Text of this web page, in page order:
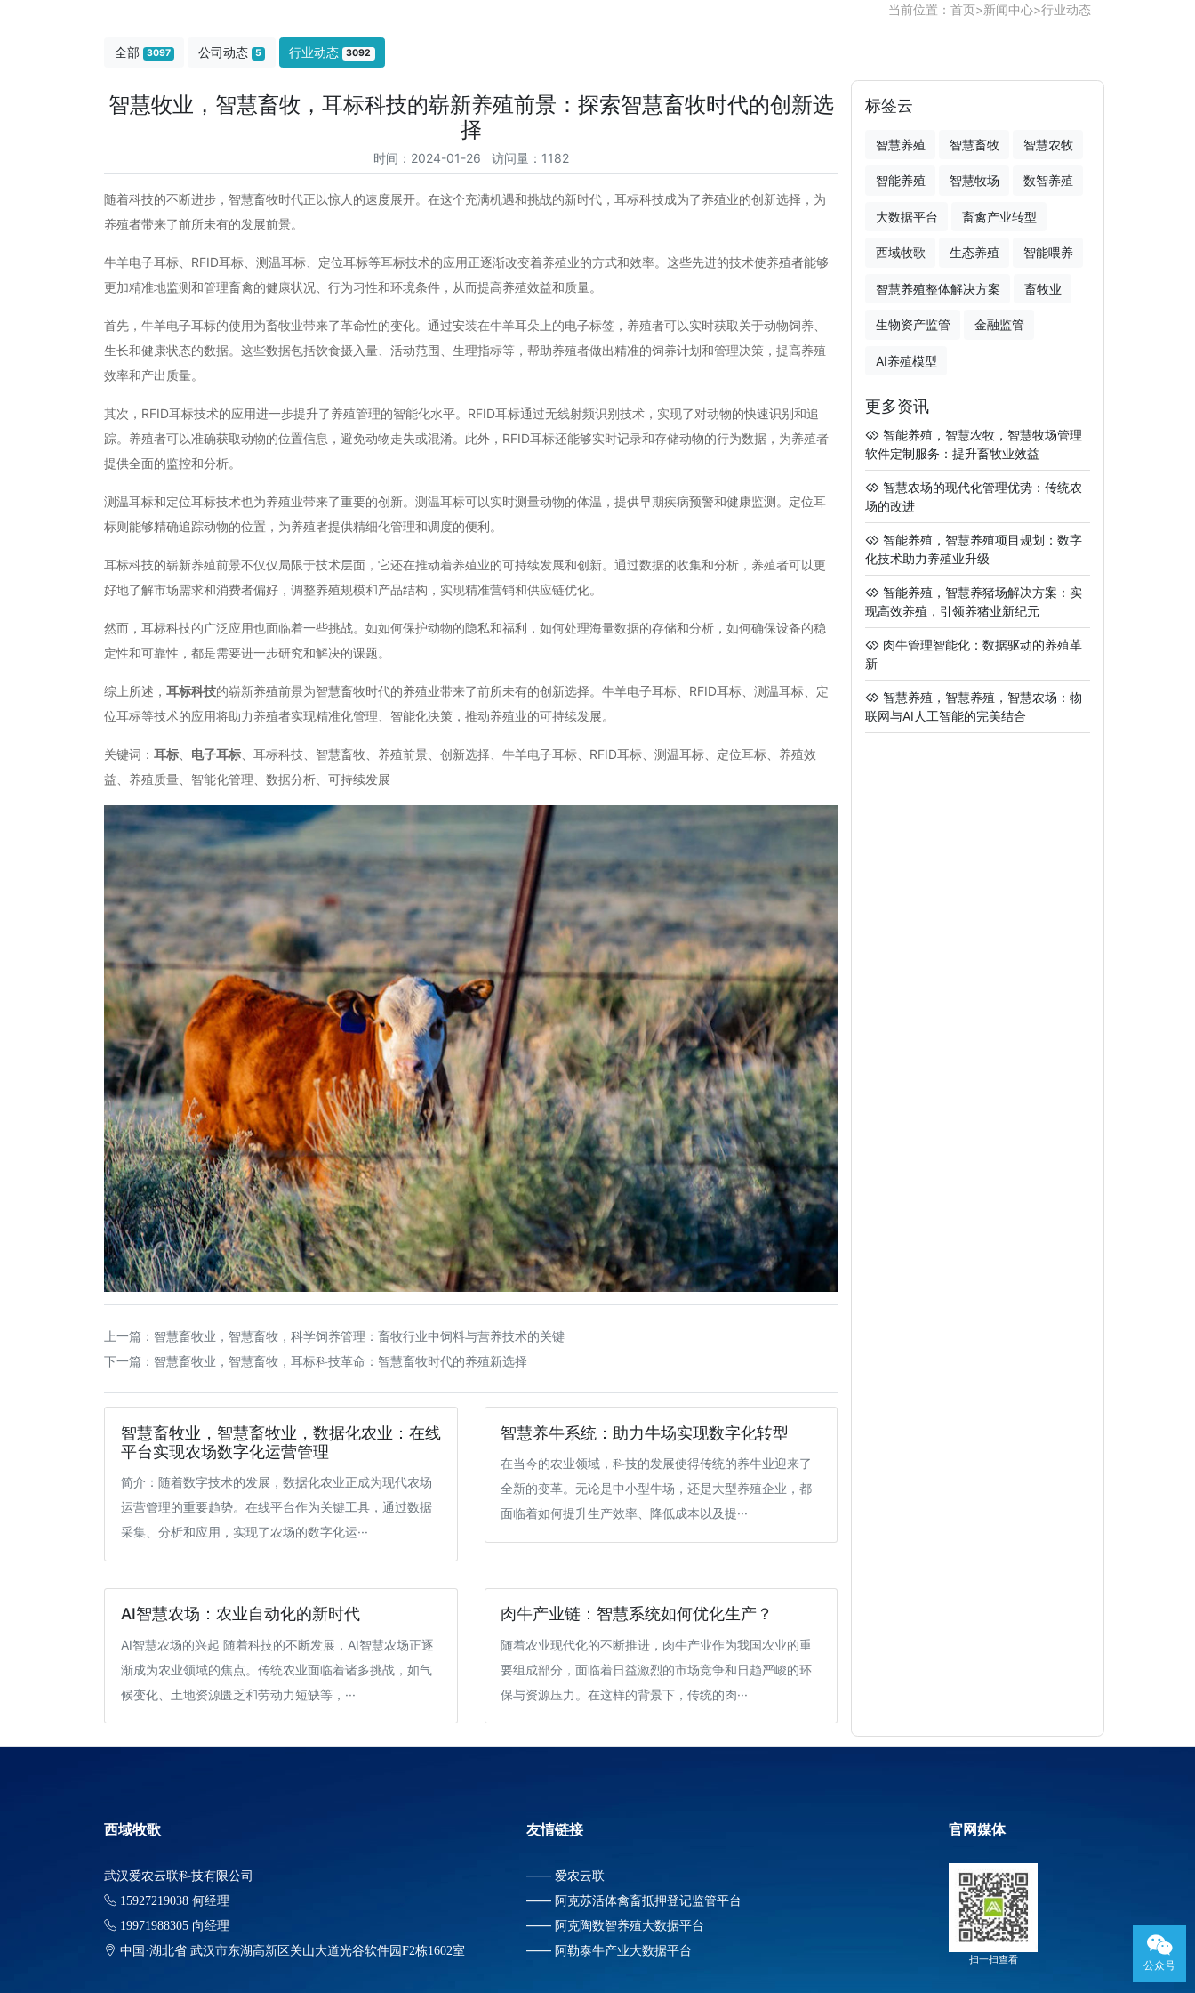
当前位置： 首页>新闻中心>行业动态
全部 3097 公司动态 5 行业动态 3092
智慧牧业，智慧畜牧，耳标科技的崭新养殖前景：探索智慧畜牧时代的创新选
择
时间：2024-01-26 访问量：1182
随着科技的不断进步，智慧畜牧时代正以惊人的速度展开。在这个充满机遇和挑战的新时代，耳标科技成为了养殖业的创新选择，为
养殖者带来了前所未有的发展前景。
牛羊电子耳标、RFID耳标、测温耳标、定位耳标等耳标技术的应用正逐渐改变着养殖业的方式和效率。这些先进的技术使养殖者能够
更加精准地监测和管理畜禽的健康状况、行为习性和环境条件，从而提高养殖效益和质量。
首先，牛羊电子耳标的使用为畜牧业带来了革命性的变化。通过安装在牛羊耳朵上的电子标签，养殖者可以实时获取关于动物饲养、
生长和健康状态的数据。这些数据包括饮食摄入量、活动范围、生理指标等，帮助养殖者做出精准的饲养计划和管理决策，提高养殖
效率和产出质量。
其次，RFID耳标技术的应用进一步提升了养殖管理的智能化水平。RFID耳标通过无线射频识别技术，实现了对动物的快速识别和追
踪。养殖者可以准确获取动物的位置信息，避免动物走失或混淆。此外，RFID耳标还能够实时记录和存储动物的行为数据，为养殖者
提供全面的监控和分析。
测温耳标和定位耳标技术也为养殖业带来了重要的创新。测温耳标可以实时测量动物的体温，提供早期疾病预警和健康监测。定位耳
标则能够精确追踪动物的位置，为养殖者提供精细化管理和调度的便利。
耳标科技的崭新养殖前景不仅仅局限于技术层面，它还在推动着养殖业的可持续发展和创新。通过数据的收集和分析，养殖者可以更
好地了解市场需求和消费者偏好，调整养殖规模和产品结构，实现精准营销和供应链优化。
然而，耳标科技的广泛应用也面临着一些挑战。如如何保护动物的隐私和福利，如何处理海量数据的存储和分析，如何确保设备的稳
定性和可靠性，都是需要进一步研究和解决的课题。
综上所述， 耳标科技的崭新养殖前景为智慧畜牧时代的养殖业带来了前所未有的创新选择。牛羊电子耳标、RFID耳标、测温耳标、定
位耳标等技术的应用将助力养殖者实现精准化管理、智能化决策，推动养殖业的可持续发展。
关键词： 耳标 电子耳标 、耳标科技、智慧畜牧、养殖前景、创新选择、牛羊电子耳标、RFID耳标、测温耳标、定位耳标、养殖效
益、养殖质量、智能化管理、数据分析、可持续发展
上一篇： 智慧畜牧业，智慧畜牧，科学饲养管理：畜牧行业中饲料与营养技术的关键
下一篇： 智慧畜牧业，智慧畜牧，耳标科技革命：智慧畜牧时代的养殖新选择
智慧畜牧业，智慧畜牧业，数据化农业：在线
平台实现农场数字化运营管理
简介：随着数字技术的发展，数据化农业正成为现代农场
运营管理的重要趋势。在线平台作为关键工具，通过数据
采集、分析和应用，实现了农场的数字化运···
智慧养牛系统：助力牛场实现数字化转型
在当今的农业领域，科技的发展使得传统的养牛业迎来了
全新的变革。无论是中小型牛场，还是大型养殖企业，都
面临着如何提升生产效率、降低成本以及提···
AI智慧农场：农业自动化的新时代
AI智慧农场的兴起 随着科技的不断发展，AI智慧农场正逐
渐成为农业领域的焦点。传统农业面临着诸多挑战，如气
候变化、土地资源匮乏和劳动力短缺等，···
肉牛产业链：智慧系统如何优化生产？
随着农业现代化的不断推进，肉牛产业作为我国农业的重
要组成部分，面临着日益激烈的市场竞争和日趋严峻的环
保与资源压力。在这样的背景下，传统的肉···
标签云
智慧养殖 智慧畜牧 智慧农牧
智能养殖 智慧牧场 数智养殖
大数据平台 畜禽产业转型
西域牧歌 生态养殖 智能喂养
智慧养殖整体解决方案 畜牧业
生物资产监管 金融监管
AI养殖模型
更多资讯
智能养殖，智慧农牧，智慧牧场管理
软件定制服务：提升畜牧业效益
智慧农场的现代化管理优势：传统农
场的改进
智能养殖，智慧养殖项目规划：数字
化技术助力养殖业升级
智能养殖，智慧养猪场解决方案：实
现高效养殖，引领养猪业新纪元
肉牛管理智能化：数据驱动的养殖革
新
智慧养殖，智慧养殖，智慧农场：物
联网与AI人工智能的完美结合
西域牧歌
武汉爱农云联科技有限公司
15927219038 何经理
19971988305 向经理
中国·湖北省 武汉市东湖高新区关山大道光谷软件园F2栋1602室
友情链接
—— 爱农云联
—— 阿克苏活体禽畜抵押登记监管平台
—— 阿克陶数智养殖大数据平台
—— 阿勒泰牛产业大数据平台
官网媒体
扫一扫查看 公众号